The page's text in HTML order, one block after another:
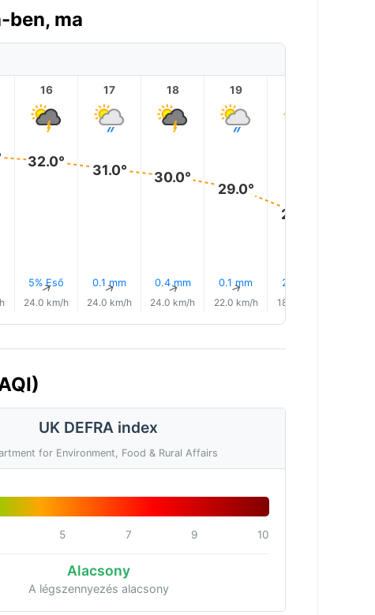
ben, ma
16
32.0°
5% Eső
↑
24.0 km/h
17
31.0°
0.1 mm
↑
24.0 km/h
18
30.0°
0.4 mm
↑
24.0 km/h
19
29.0°
0.1 mm
↑
22.0 km/h
26.0°
2.1 mm
18.0 km/h
UK DEFRA index
for Environment, Food & Rural Affairs
5 7 9 10
Alacsony
A légszennyezés alacsony